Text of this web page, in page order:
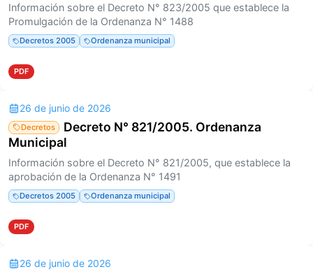
Información sobre el Decreto N° 823/2005 que establece la
Promulgación de la Ordenanza N° 1488
Decretos 2005 Ordenanza municipal
PDF
26 de junio de 2026
Decretos
Decreto N° 821/2005. Ordenanza
Municipal
Información sobre el Decreto N° 821/2005, que establece la
aprobación de la Ordenanza N° 1491
Decretos 2005 Ordenanza municipal
PDF
26 de junio de 2026